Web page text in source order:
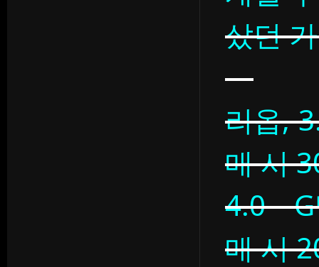
샀던
리옵,
매 시
4.0 G
매 시